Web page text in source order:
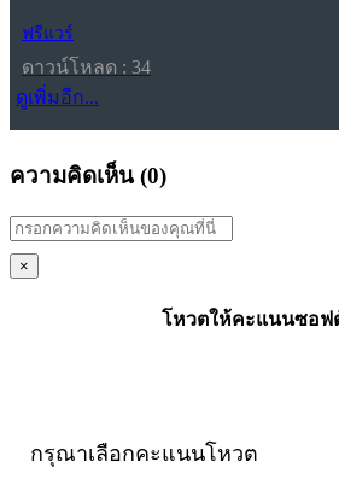
ฟรีแวร์
ดาวน์โหลด : 34
ดูเพิ่มอีก...
ความคิดเห็น (0)
×
โหวตให้คะแนนซอฟ
กรุณาเลือกคะแนนโหวต